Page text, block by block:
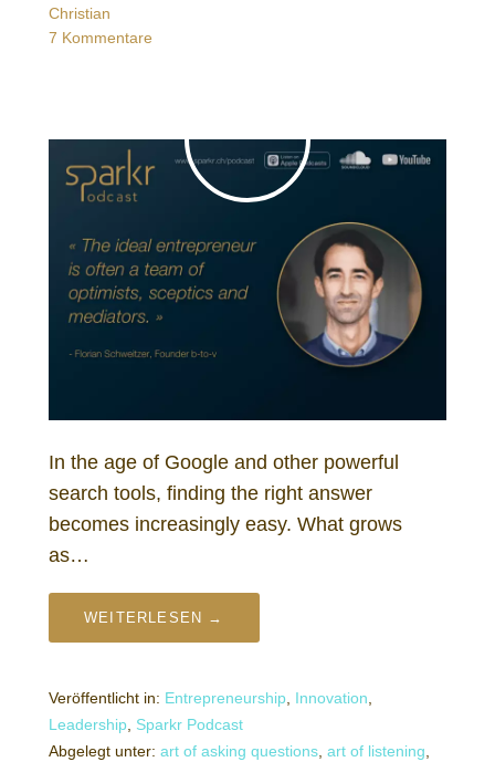
Christian
7 Kommentare
In the age of Google and other powerful
search tools, finding the right answer
becomes increasingly easy. What grows
as…
WEITERLESEN →
Veröffentlicht in: Entrepreneurship Innovation
Leadership Sparkr Podcast
Abgelegt unter: art of asking questions art of listening